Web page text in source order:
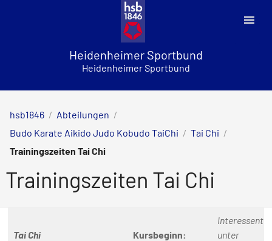
Heidenheimer Sportbund
Heidenheimer Sportbund
hsb1846 / Abteilungen /
Budo Karate Aikido Judo Kobudo TaiChi / Tai Chi /
Trainingszeiten Tai Chi
Trainingszeiten Tai Chi
Tai Chi
Kursbeginn:
unter